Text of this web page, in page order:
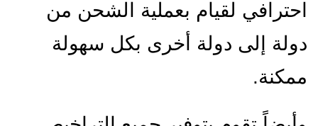
احترافي لقيام بعملية الشحن من
دولة إلى دولة أخرى بكل سهولة
ممكنة.